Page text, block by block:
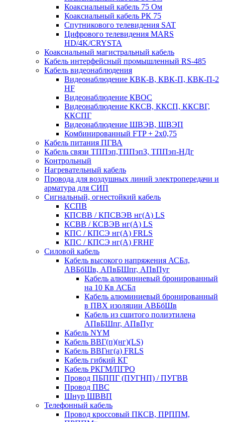
Коаксиальный кабель 75 Ом
Коаксиальный кабель РК 75
Спутникового телевидения SAT
Цифрового телевидения MARS
HD/4K/CRYSTA
Коаксиальный магистральный кабель
Кабель интерфейсный промышленный RS-485
Кабель видеонаблюдения
Видеонаблюдение КВК-В, КВК-П, КВК-П-2
HF
Видеонаблюдение КВОС
Видеонаблюдение ККСВ, ККСП, ККСВГ,
ККСПГ
Видеонаблюдение ШВЭВ, ШВЭП
Комбинированный FTP + 2х0,75
Кабель питания ПГВА
Кабель связи ТППэп,ТППэпЗ, ТППэп-НДг
Контрольный
Нагревательный кабель
Провода для воздушных линий электропередачи и
арматура для СИП
Сигнальный, огнестойкий кабель
КСПВ
КПСВВ / КПСВЭВ нг(А) LS
КСВВ / КСВЭВ нг(А) LS
КПС / КПСЭ нг(А) FRLS
КПС / КПСЭ нг(А) FRHF
Силовой кабель
Кабель высокого напряжения АСБл,
АВБбШв, АПвБШпг, АПвПуг
Кабель алюминиевый бронированный
на 10 Кв АСБл
Кабель алюминиевый бронированный
в ПВХ изоляции АВБбШв
Кабель из сшитого полиэтилена
АПвБШпг, АПвПуг
Кабель NYM
Кабель ВВГ(п)(нг)(LS)
Кабель ВВГнг(а) FRLS
Кабель гибкий КГ
Кабель РКГМ/ПГРО
Провод ПБППГ (ПУГНП) / ПУГВВ
Провод ПВС
Шнур ШВВП
Телефонный кабель
Провод кроссовый ПКСВ, ПРППМ,